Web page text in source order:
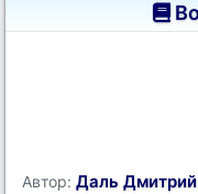
Автор: Даль Дмитрий